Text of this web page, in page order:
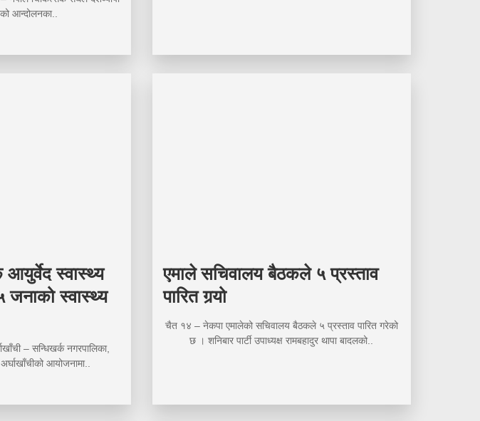
आन्दोलनका..
आयुर्वेद स्वास्थ्य
जनाको स्वास्थ्य
– सन्धिखर्क नगरपालिका,
आयोजनामा..
एमाले सचिवालय बैठकले ५ प्रस्ताव
पारित गर्‍यो
चैत १४ – नेकपा एमालेको सचिवालय बैठकले ५ प्रस्ताव पारित गरेको
छ । शनिबार पार्टी उपाध्यक्ष रामबहादुर थापा बादलको..